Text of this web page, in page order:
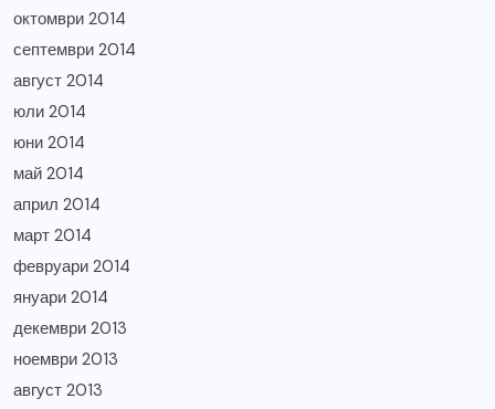
октомври 2014
септември 2014
август 2014
юли 2014
юни 2014
май 2014
април 2014
март 2014
февруари 2014
януари 2014
декември 2013
ноември 2013
август 2013